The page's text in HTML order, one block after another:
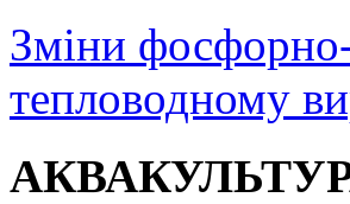
Зміни
тепловодному